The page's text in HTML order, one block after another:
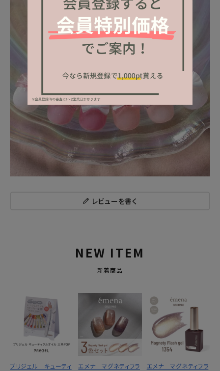
レビューを書く
NEW ITEM
新着商品
プリジェル キューティ
エメナ マグネティフラ
エメナ マグネティフラ